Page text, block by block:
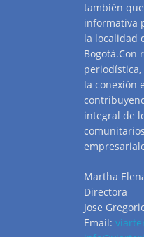
también
informativa
la localidad
Bogotá.Con
la conexión
integral de
Martha
Directora
Jose
Email: